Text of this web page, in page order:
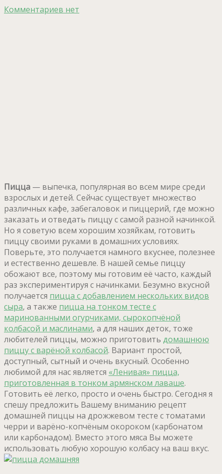
Комментариев нет
Пицца — выпечка, популярная во всем мире среди
взрослых и детей. Сейчас существует множество
различных кафе, забегаловок и пиццерий, где можно
заказать и отведать пиццу с самой разной начинкой.
Но я советую всем хорошим хозяйкам, готовить
пиццу своими руками в домашних условиях.
Поверьте, это получается намного вкуснее, полезнее
и естественно дешевле. В нашей семье пиццу
обожают все, поэтому мы готовим её часто, каждый
раз экспериментируя с начинками. Безумно вкусной
получается пицца с добавлением нескольких видов
сыра, а также пицца на тонком тесте с
маринованными огурчиками, сырокопчёной
колбасой и маслинами, а для наших деток, тоже
любителей пиццы, можно приготовить домашнюю
пиццу с варёной колбасой. Вариант простой,
доступный, сытный и очень вкусный. Особенно
любимой для нас является «Ленивая» пицца,
приготовленная в тонком армянском лаваше.
Готовить её легко, просто и очень быстро. Сегодня я
спешу предложить Вашему вниманию рецепт
домашней пиццы на дрожжевом тесте с томатами
черри и варёно-копчёным окороком (карбонатом
или карбонадом). Вместо этого мяса Вы можете
использовать любую хорошую колбасу на ваш вкус.